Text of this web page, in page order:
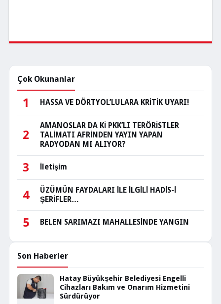
Çok Okunanlar
1 HASSA VE DÖRTYOL’LULARA KRİTİK UYARI!
2
AMANOSLAR DA Kİ PKK’LI TERÖRİSTLER
TALİMATI AFRİNDEN YAYIN YAPAN
RADYODAN MI ALIYOR?
3 İletişim
4
ÜZÜMÜN FAYDALARI İLE İLGİLİ HADİS-İ
ŞERİFLER…
5 BELEN SARIMAZI MAHALLESİNDE YANGIN
Son Haberler
Hatay Büyükşehir Belediyesi Engelli
Cihazları Bakım ve Onarım Hizmetini
Sürdürüyor